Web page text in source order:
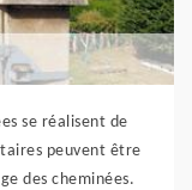
se réalisent de
peuvent être
des cheminées.